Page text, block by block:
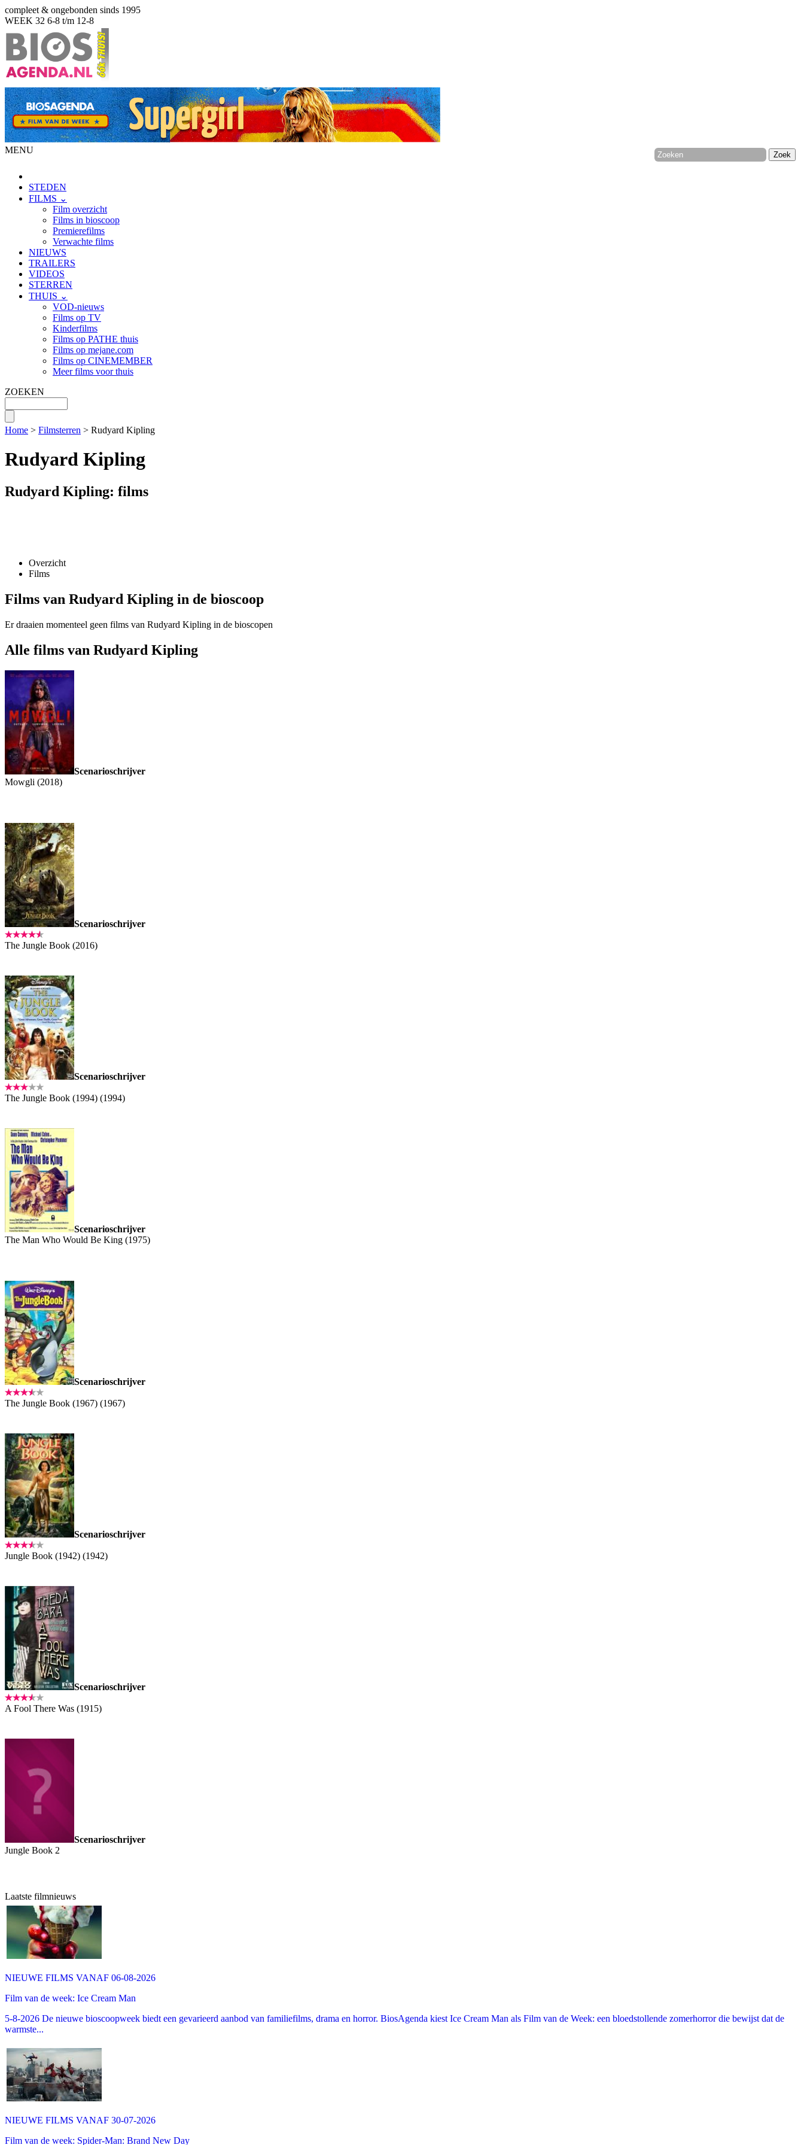
compleet & ongebonden sinds 1995
WEEK 32 6-8 t/m 12-8
MENU
STEDEN
FILMS ⌄
Film overzicht
Films in bioscoop
Premierefilms
Verwachte films
NIEUWS
TRAILERS
VIDEOS
STERREN
THUIS ⌄
VOD-nieuws
Films op TV
Kinderfilms
Films op PATHE thuis
Films op mejane.com
Films op CINEMEMBER
Meer films voor thuis
ZOEKEN
Home > Filmsterren > Rudyard Kipling
Rudyard Kipling
Rudyard Kipling: films
Overzicht
Films
Films van Rudyard Kipling in de bioscoop
Er draaien momenteel geen films van Rudyard Kipling in de bioscopen
Alle films van Rudyard Kipling
Scenarioschrijver
Mowgli (2018)
Scenarioschrijver
The Jungle Book (2016)
Scenarioschrijver
The Jungle Book (1994) (1994)
Scenarioschrijver
The Man Who Would Be King (1975)
Scenarioschrijver
The Jungle Book (1967) (1967)
Scenarioschrijver
Jungle Book (1942) (1942)
Scenarioschrijver
A Fool There Was (1915)
Scenarioschrijver
Jungle Book 2
Laatste filmnieuws
NIEUWE FILMS VANAF 06-08-2026
Film van de week: Ice Cream Man
5-8-2026 De nieuwe bioscoopweek biedt een gevarieerd aanbod van familiefilms, drama en horror. BiosAgenda kiest Ice Cream Man als Film van de Week: een bloedstollende zomerhorror die bewijst dat de
warmste...
NIEUWE FILMS VANAF 30-07-2026
Film van de week: Spider-Man: Brand New Day